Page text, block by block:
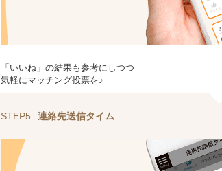
「いいね」の結果も参考にしつつ
気軽にマッチング投票を♪
STEP5 連絡先送信タイム